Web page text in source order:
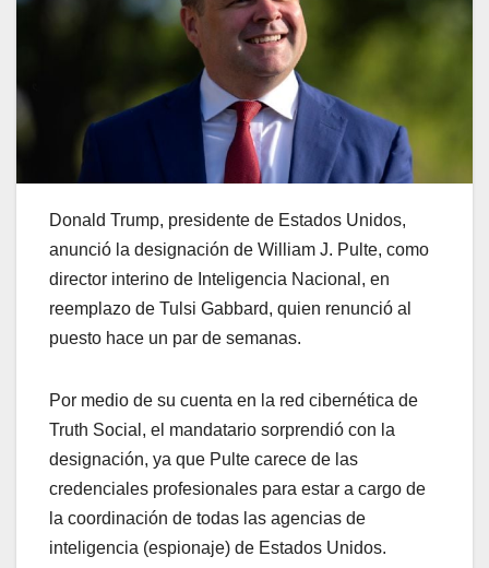
Donald Trump, presidente de Estados Unidos,
anunció la designación de William J. Pulte, como
director interino de Inteligencia Nacional, en
reemplazo de Tulsi Gabbard, quien renunció al
puesto hace un par de semanas.
Por medio de su cuenta en la red cibernética de
Truth Social, el mandatario sorprendió con la
designación, ya que Pulte carece de las
credenciales profesionales para estar a cargo de
la coordinación de todas las agencias de
inteligencia (espionaje) de Estados Unidos.